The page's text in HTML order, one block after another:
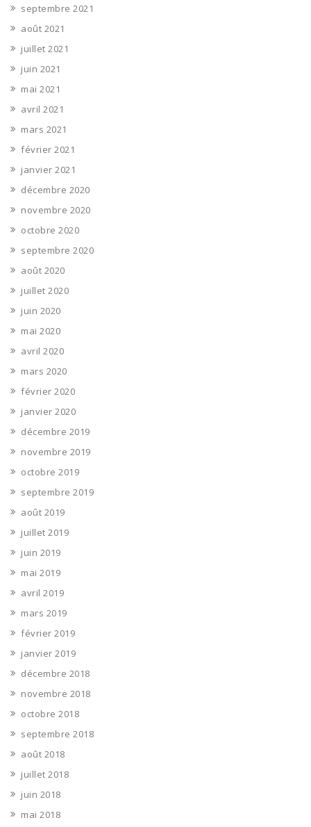
septembre 2021
août 2021
juillet 2021
juin 2021
mai 2021
avril 2021
mars 2021
février 2021
janvier 2021
décembre 2020
novembre 2020
octobre 2020
septembre 2020
août 2020
juillet 2020
juin 2020
mai 2020
avril 2020
mars 2020
février 2020
janvier 2020
décembre 2019
novembre 2019
octobre 2019
septembre 2019
août 2019
juillet 2019
juin 2019
mai 2019
avril 2019
mars 2019
février 2019
janvier 2019
décembre 2018
novembre 2018
octobre 2018
septembre 2018
août 2018
juillet 2018
juin 2018
mai 2018